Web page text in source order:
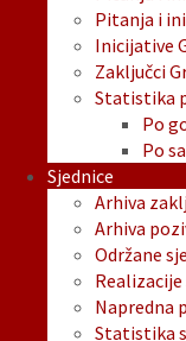
Pitanja i
Inicijative
Zaključci
Statistika
Po
Po
Sjednice
Arhiva
Arhiva
Održane
Napredna
Statistika